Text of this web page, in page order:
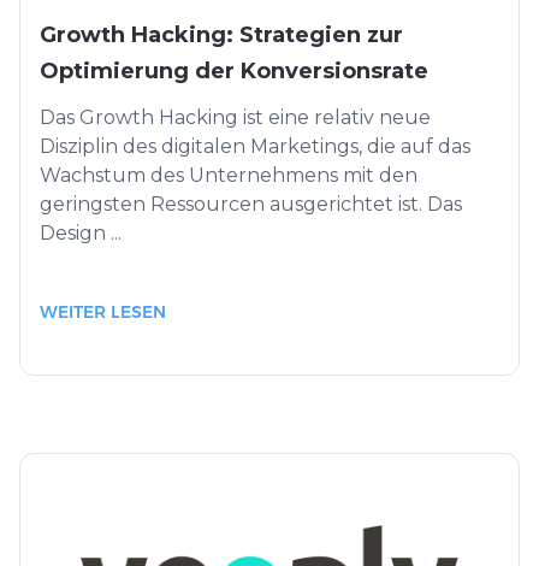
Growth Hacking: Strategien zur
Optimierung der Konversionsrate
Das Growth Hacking ist eine relativ neue
Disziplin des digitalen Marketings, die auf das
Wachstum des Unternehmens mit den
geringsten Ressourcen ausgerichtet ist. Das
Design ...
WEITER LESEN